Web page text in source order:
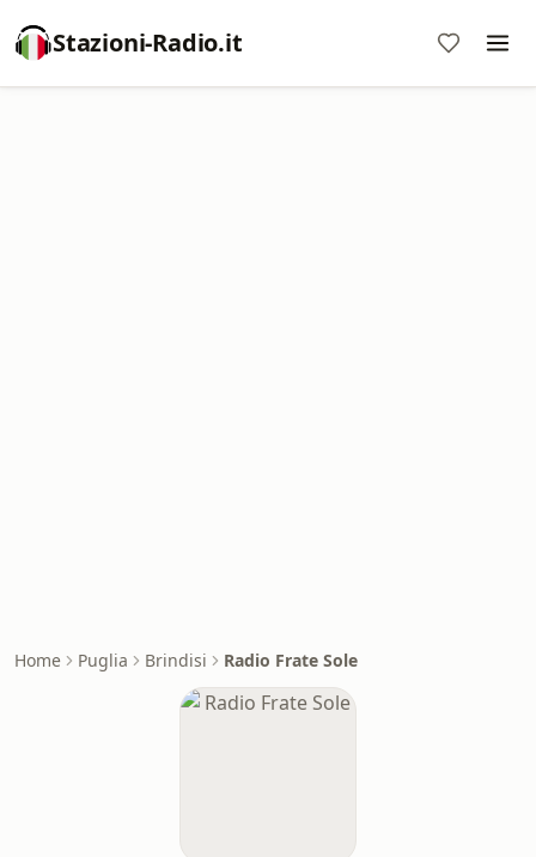
Stazioni-Radio.it
Home Puglia Brindisi Radio Frate Sole